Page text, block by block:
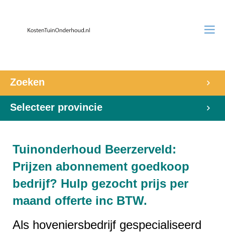
Zoeken
Selecteer provincie
Tuinonderhoud Beerzerveld:
Prijzen abonnement goedkoop
bedrijf? Hulp gezocht prijs per
maand offerte inc BTW.
Als hoveniersbedrijf gespecialiseerd